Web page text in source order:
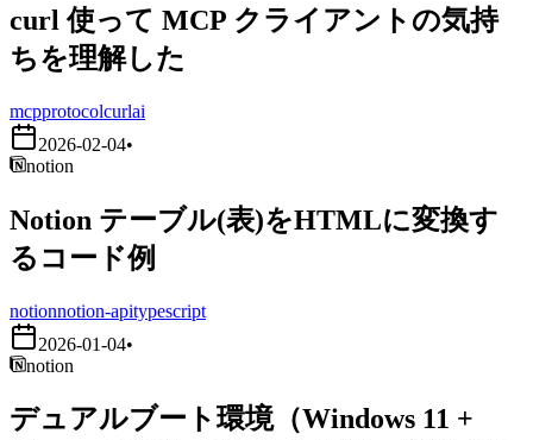
curl 使って MCP クライアントの気持
ちを理解した
mcpprotocolcurlai
2026-02-04•
notion
Notion テーブル(表)をHTMLに変換す
るコード例
notionnotion-apitypescript
2026-01-04•
notion
デュアルブート環境（Windows 11 +